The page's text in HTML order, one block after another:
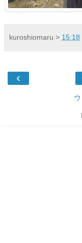
kuroshiomaru > 15:18
‹